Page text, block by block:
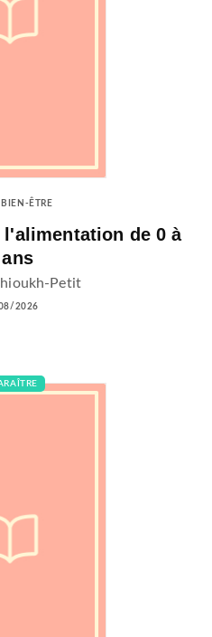
BIEN-ÊTRE
de 0 à
Petit
2026